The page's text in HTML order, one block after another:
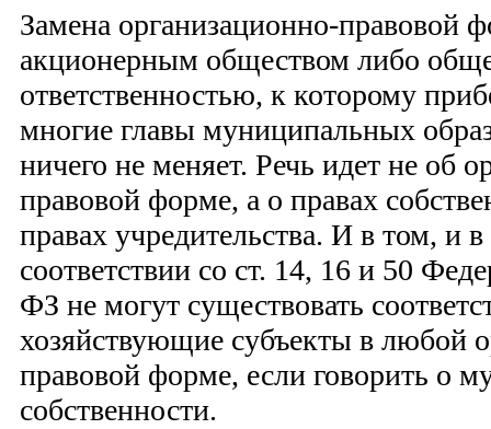
Замена организационно-
акционерным обществом либо
ответственностью, к которому
многие главы муниципальных
ничего не меняет. Речь идет не об
правовой форме, а о правах
правах учредительства. И в том, и
соответствии со ст. 14, 16 и 50
ФЗ не могут существовать
хозяйствующие субъекты в любой
правовой форме, если говорить о
собственности.